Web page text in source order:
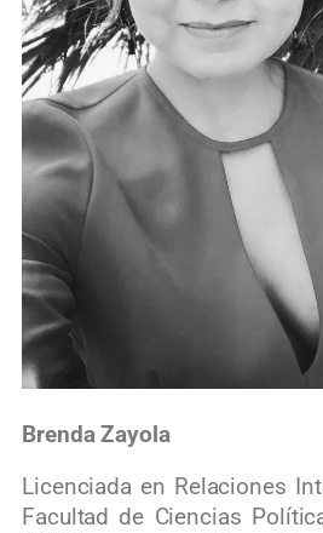
Brenda Zayola
Licenciada en Relaciones
Facultad de Ciencias